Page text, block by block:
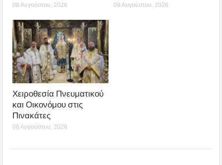
08 Αυγούστου, 2026 08 Αυγούστου, 2026
Χειροθεσία Πνευματικού
και Οικονόμου στις
Πινακάτες
08 Αυγούστου, 2026